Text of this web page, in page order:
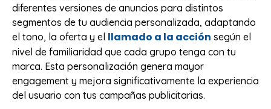
diferentes versiones de anuncios para distintos
segmentos de tu audiencia personalizada, adaptando
el tono, la oferta y el llamado a la acción según el
nivel de familiaridad que cada grupo tenga con tu
marca. Esta personalización genera mayor
engagement y mejora significativamente la experiencia
del usuario con tus campañas publicitarias.